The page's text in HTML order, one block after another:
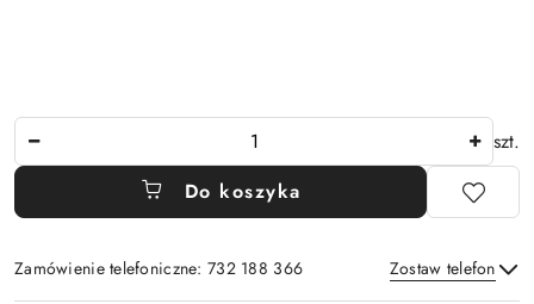
szt.
Do koszyka
Zamówienie telefoniczne: 732 188 366 Zostaw telefon